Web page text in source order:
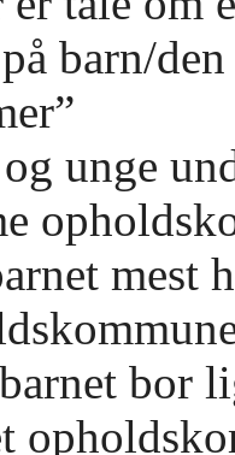
barn/
unge
mest
bor